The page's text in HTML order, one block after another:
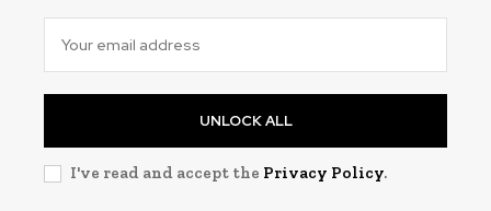
UNLOCK ALL
I've read and accept the Privacy Policy.